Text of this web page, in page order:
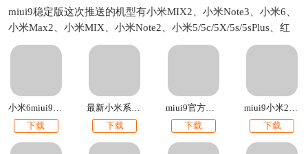
miui9稳定版这次推送的机型有小米MIX2、小米Note3、小米6、
小米Max2、小米MIX、小米Note2、小米5/5c/5X/5s/5sPlus、红
米Note5A、红米5A、红米Note4X高通版、小米Note顶配版、小
载、米6miui9稳定版官方刷机包下载等。
下载
下载
miui9官方刷机包下载2017最新版
下载
下载